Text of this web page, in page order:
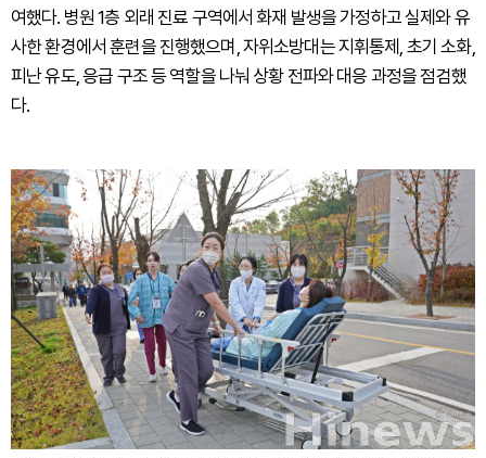
여했다. 병원 1층 외래 진료 구역에서 화재 발생을 가정하고 실제와 유
사한 환경에서 훈련을 진행했으며, 자위소방대는 지휘통제, 초기 소화,
피난 유도, 응급 구조 등 역할을 나눠 상황 전파와 대응 과정을 점검했
다.